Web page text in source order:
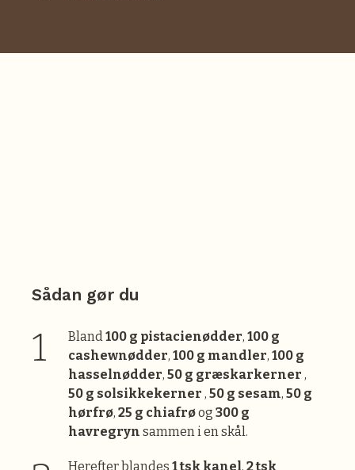
Sådan gør du
Bland100 g pistacienødder, 100 g
cashewnødder, 100 g mandler, 100 g
hasselnødder, 50 g græskarkerner ,
50 g solsikkekerner , 50 g sesam, 50 g
hørfrø, 25 g chiafrøog 300 g
havregryn sammen i en skål.
Herefter blandes 1 tsk kanel, 2 tsk